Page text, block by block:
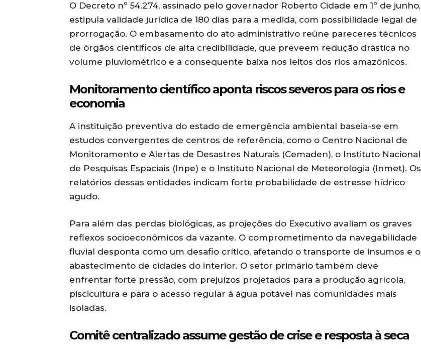
O Decreto nº 54.274, assinado pelo governador Roberto Cidade em 1º de junho,
estipula validade jurídica de 180 dias para a medida, com possibilidade legal de
prorrogação. O embasamento do ato administrativo reúne pareceres técnicos
de órgãos científicos de alta credibilidade, que preveem redução drástica no
volume pluviométrico e a consequente baixa nos leitos dos rios amazônicos.
Monitoramento científico aponta riscos severos para os rios e
economia
A instituição preventiva do estado de emergência ambiental baseia-se em
estudos convergentes de centros de referência, como o Centro Nacional de
Monitoramento e Alertas de Desastres Naturais (Cemaden), o Instituto Nacional
de Pesquisas Espaciais (Inpe) e o Instituto Nacional de Meteorologia (Inmet). Os
relatórios dessas entidades indicam forte probabilidade de estresse hídrico
agudo.
Para além das perdas biológicas, as projeções do Executivo avaliam os graves
reflexos socioeconômicos da vazante. O comprometimento da navegabilidade
fluvial desponta como um desafio crítico, afetando o transporte de insumos e o
abastecimento de cidades do interior. O setor primário também deve
enfrentar forte pressão, com prejuízos projetados para a produção agrícola,
piscicultura e para o acesso regular à água potável nas comunidades mais
isoladas.
Comitê centralizado assume gestão de crise e resposta à seca